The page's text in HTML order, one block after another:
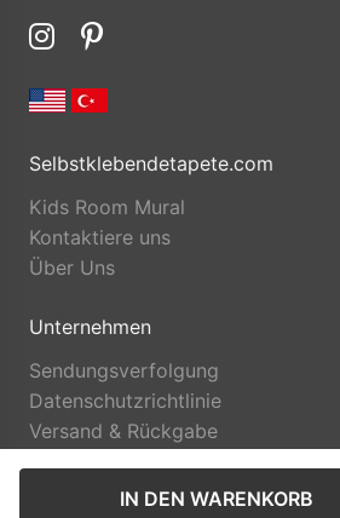
IN DEN WARENKORB
Selbstklebendetapete.com
Kids Room Mural
Kontaktiere uns
Über Uns
Unternehmen
Sendungsverfolgung
Datenschutzrichtlinie
Versand & Rückgabe